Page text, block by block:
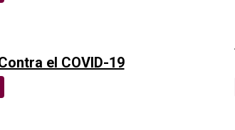
el COVID-19